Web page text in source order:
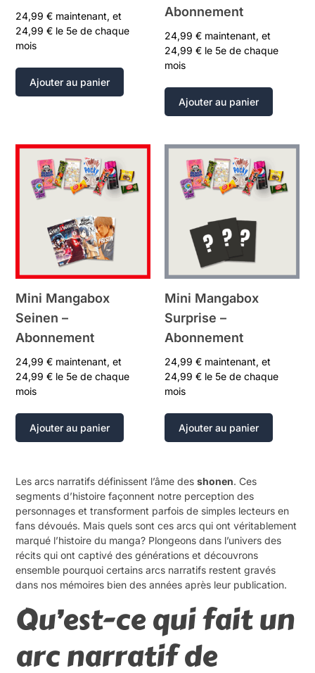
24,99€ maintenant, et
24,99€ le 5e de chaque
mois
Ajouter au panier
Abonnement
24,99 € maintenant, et
24,99 € le 5e de chaque
mois
Ajouter au panier
Mini Mangabox
Seinen –
Abonnement
24,99€ maintenant, et
24,99€ le 5e de chaque
mois
Ajouter au panier
Mini Mangabox
Surprise –
Abonnement
24,99 € maintenant, et
24,99 € le 5e de chaque
mois
Ajouter au panier
Les arcs narratifs définissent l’âme desshonen. Ces
segments d’histoire façonnent notre perception des
personnages et transforment parfois de simples lecteurs en
fans dévoués. Mais quels sont ces arcs qui ont véritablement
marqué l’histoire du manga? Plongeons dans l’univers des
récits qui ont captivé des générations et découvrons
ensemble pourquoi certains arcs narratifs restent gravés
dans nos mémoires bien des années après leur publication.
Qu’est-ce qui fait un
arc narratif de